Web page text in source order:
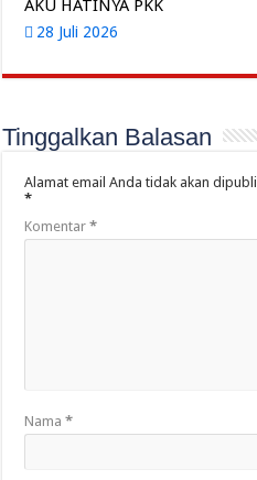
AKU HATINYA PKK
28 Juli 2026
Tinggalkan Balasan
Alamat email Anda tidak akan
*
Komentar*
Nama*